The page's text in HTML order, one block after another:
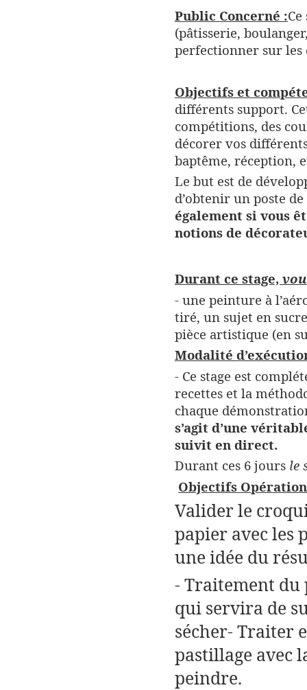
Public Concerné :
(pâtisserie,
perfectionner sur les
Objectifs et
différents support.
compétitions, des
décorer vos
baptême, réception,
Le but est de
d’obtenir un poste
également si vous
notions de
Durant ce stage,
- une peinture à
tiré, un sujet en
pièce artistique (en
Modalité
- Ce stage est
recettes et la
chaque
s’agit d’une
suivit en direct.
Durant ces 6 jours le
Objectifs
Valider le
papier avec les
une idée du
- Traitement du
qui servira de
sécher- Traiter
pastillage avec
peindre.